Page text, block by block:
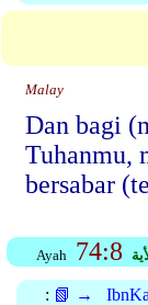
Malay
Dan bagi
Tuhanmu,
bersabar
Ayah 74:8
: 📗 →